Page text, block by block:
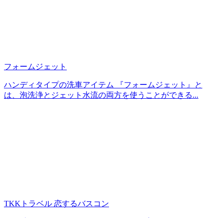
フォームジェット
ハンディタイプの洗車アイテム 『フォームジェット』と
は、泡洗浄とジェット水流の両方を使うことができる...
TKKトラベル 恋するバスコン